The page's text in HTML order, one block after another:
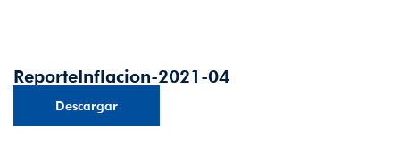
ReporteInflacion-2021-04
Descargar